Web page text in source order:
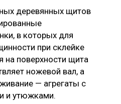
деревянных щитов
в которых для
при склейке
на поверхности щита
ножевой вал, а
— агрегаты с
и утюжками.